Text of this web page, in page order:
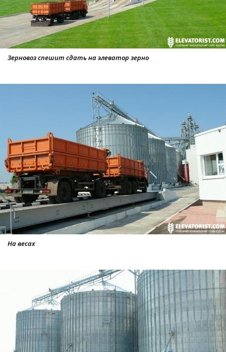
Зерновоз спешит сдать на элеватор зерно
На весах